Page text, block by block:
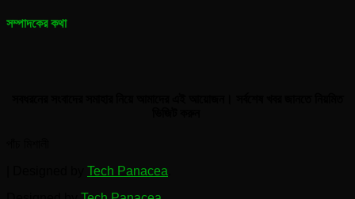
সম্পাদকের কথা
Tech Panacea